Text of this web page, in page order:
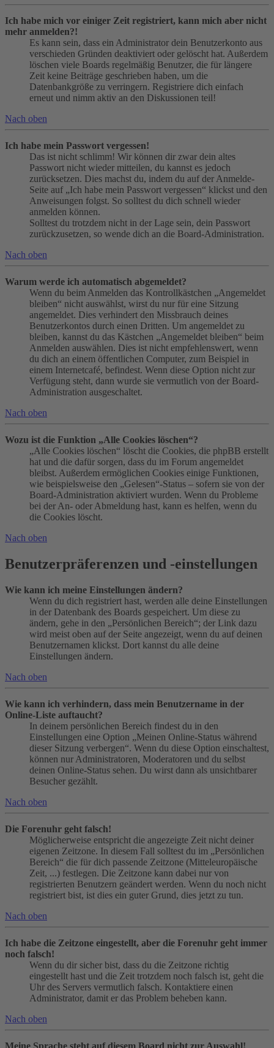
Ich habe mich vor einiger Zeit registriert, kann mich aber nicht
mehr anmelden?!
Es kann sein, dass ein Administrator dein Benutzerkonto aus
verschieden Gründen deaktiviert oder gelöscht hat. Außerdem
löschen viele Boards regelmäßig Benutzer, die für längere
Zeit keine Beiträge geschrieben haben, um die
Datenbankgröße zu verringern. Registriere dich einfach
erneut und nimm aktiv an den Diskussionen teil!
Nach oben
Ich habe mein Passwort vergessen!
Das ist nicht schlimm! Wir können dir zwar dein altes
Passwort nicht wieder mitteilen, du kannst es jedoch
zurücksetzen. Dies machst du, indem du auf der Anmelde-
Seite auf „Ich habe mein Passwort vergessen“ klickst und den
Anweisungen folgst. So solltest du dich schnell wieder
anmelden können.
Solltest du trotzdem nicht in der Lage sein, dein Passwort
zurückzusetzen, so wende dich an die Board-Administration.
Nach oben
Warum werde ich automatisch abgemeldet?
Wenn du beim Anmelden das Kontrollkästchen „Angemeldet
bleiben“ nicht auswählst, wirst du nur für eine Sitzung
angemeldet. Dies verhindert den Missbrauch deines
Benutzerkontos durch einen Dritten. Um angemeldet zu
bleiben, kannst du das Kästchen „Angemeldet bleiben“ beim
Anmelden auswählen. Dies ist nicht empfehlenswert, wenn
du dich an einem öffentlichen Computer, zum Beispiel in
einem Internetcafé, befindest. Wenn diese Option nicht zur
Verfügung steht, dann wurde sie vermutlich von der Board-
Administration ausgeschaltet.
Nach oben
Wozu ist die Funktion „Alle Cookies löschen“?
„Alle Cookies löschen“ löscht die Cookies, die phpBB erstellt
hat und die dafür sorgen, dass du im Forum angemeldet
bleibst. Außerdem ermöglichen Cookies einige Funktionen,
wie beispielsweise den „Gelesen“-Status – sofern sie von der
Board-Administration aktiviert wurden. Wenn du Probleme
bei der An- oder Abmeldung hast, kann es helfen, wenn du
die Cookies löscht.
Nach oben
Benutzerpräferenzen und -einstellungen
Wie kann ich meine Einstellungen ändern?
Wenn du dich registriert hast, werden alle deine Einstellungen
in der Datenbank des Boards gespeichert. Um diese zu
ändern, gehe in den „Persönlichen Bereich“; der Link dazu
wird meist oben auf der Seite angezeigt, wenn du auf deinen
Benutzernamen klickst. Dort kannst du alle deine
Einstellungen ändern.
Nach oben
Wie kann ich verhindern, dass mein Benutzername in der
Online-Liste auftaucht?
In deinem persönlichen Bereich findest du in den
Einstellungen eine Option „Meinen Online-Status während
dieser Sitzung verbergen“. Wenn du diese Option einschaltest,
können nur Administratoren, Moderatoren und du selbst
deinen Online-Status sehen. Du wirst dann als unsichtbarer
Besucher gezählt.
Nach oben
Die Forenuhr geht falsch!
Möglicherweise entspricht die angezeigte Zeit nicht deiner
eigenen Zeitzone. In diesem Fall solltest du im „Persönlichen
Bereich“ die für dich passende Zeitzone (Mitteleuropäische
Zeit, ...) festlegen. Die Zeitzone kann dabei nur von
registrierten Benutzern geändert werden. Wenn du noch nicht
registriert bist, ist dies ein guter Grund, dies jetzt zu tun.
Nach oben
Ich habe die Zeitzone eingestellt, aber die Forenuhr geht immer
noch falsch!
Wenn du dir sicher bist, dass du die Zeitzone richtig
eingestellt hast und die Zeit trotzdem noch falsch ist, geht die
Uhr des Servers vermutlich falsch. Kontaktiere einen
Administrator, damit er das Problem beheben kann.
Nach oben
Meine Sprache steht auf diesem Board nicht zur Auswahl!